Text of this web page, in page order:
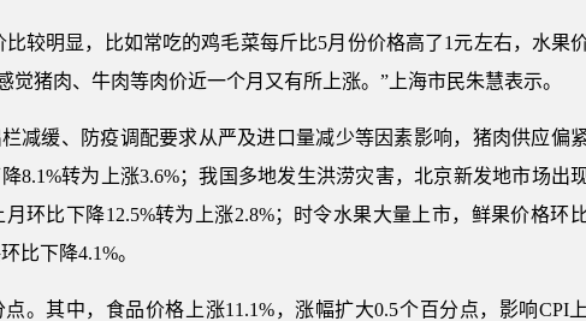
较明显，比如常吃的鸡毛菜每斤比5月份价格高了1元左右，水果
猪肉、牛肉等肉价近一个月又有所上涨。”上海市民朱慧表示。
减缓、防疫调配要求从严及进口量减少等因素影响，猪肉供应偏
8.1%转为上涨3.6%；我国多地发生洪涝灾害，北京新发地市场出
环比下降12.5%转为上涨2.8%；时令水果大量上市，鲜果价格环
比下降4.1%。
。其中，食品价格上涨11.1%，涨幅扩大0.5个百分点，影响CPI